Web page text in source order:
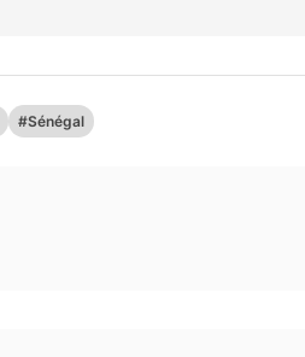
#Sénégal